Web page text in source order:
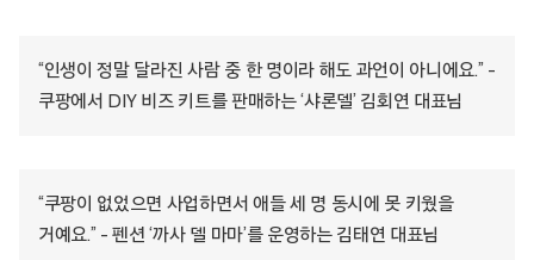
“인생이 정말 달라진 사람 중 한 명이라 해도 과언이 아니에요.” –
쿠팡에서 DIY 비즈 키트를 판매하는 ‘샤론델’ 김회연 대표님
“쿠팡이 없었으면 사업하면서 애들 세 명 동시에 못 키웠을
거예요.” – 펜션 ‘까사 델 마마’를 운영하는 김태연 대표님